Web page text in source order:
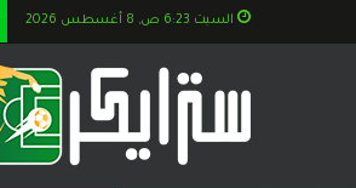
السبت 6:23 ص, 8 أغسطس 2026